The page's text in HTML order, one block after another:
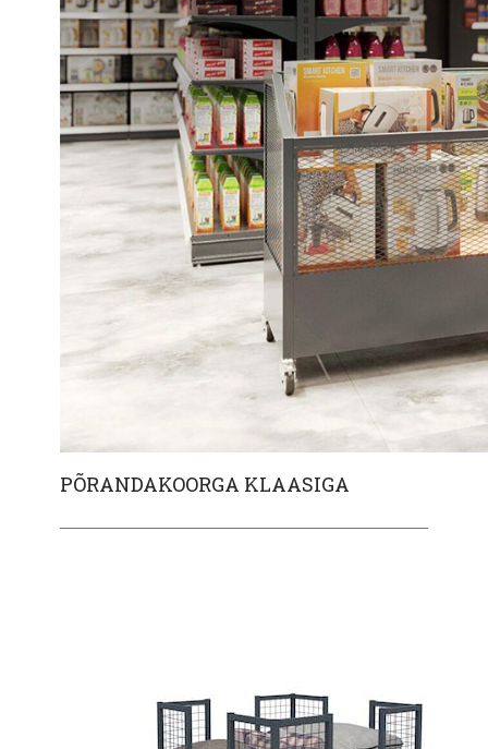
PÕRANDAKOORGA KLAASIGA